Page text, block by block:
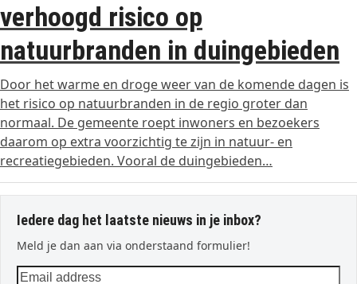
verhoogd risico op
natuurbranden in duingebieden
Door het warme en droge weer van de komende dagen is
het risico op natuurbranden in de regio groter dan
normaal. De gemeente roept inwoners en bezoekers
daarom op extra voorzichtig te zijn in natuur- en
recreatiegebieden. Vooral de duingebieden…
Iedere dag het laatste nieuws in je inbox?
Meld je dan aan via onderstaand formulier!
Email